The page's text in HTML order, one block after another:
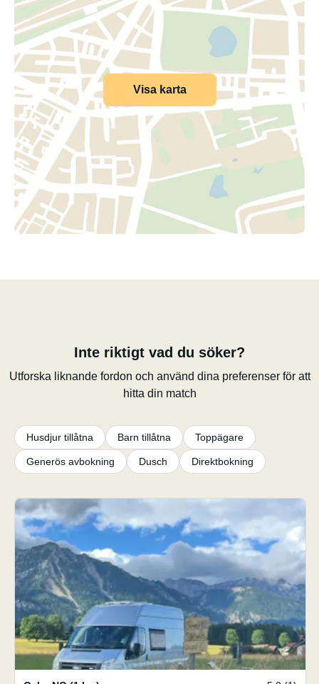
Visa karta
Inte riktigt vad du söker?
Utforska liknande fordon och använd dina preferenser för att
hitta din match
Husdjur tillåtna Barn tillåtna Toppägare
Generös avbokning Dusch Direktbokning